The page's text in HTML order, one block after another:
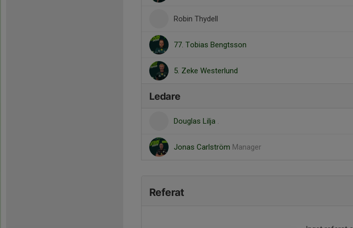
Robin Thydell
77. Tobias Bengtsson
5. Zeke Westerlund
Ledare
Douglas Lilja .
Jonas Carlström Manager
Referat